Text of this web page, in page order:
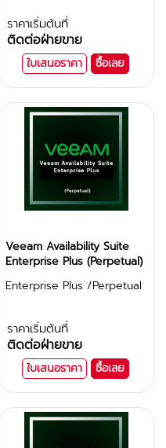
ราคาเริ่มต้นที่
ติดต่อฝ่ายขาย
ใบเสนอราคา ซื้อเลย
Veeam Availability Suite
Enterprise Plus (Perpetual)
Enterprise Plus /Perpetual
ราคาเริ่มต้นที่
ติดต่อฝ่ายขาย
ใบเสนอราคา ซื้อเลย